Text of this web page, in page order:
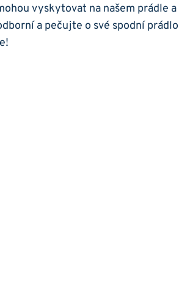
vyskytovat na našem prádle
a pečujte o své spodní